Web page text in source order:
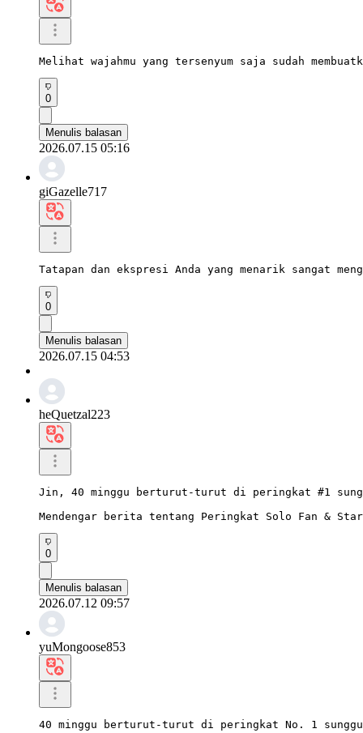
Melihat wajahmu yang tersenyum saja sudah
0
Menulis balasan
2026.07.15 05:16
giGazelle717
Tatapan dan ekspresi Anda yang menarik sangat
0
Menulis balasan
2026.07.15 04:53
heQuetzal223
Jin, 40 minggu berturut-turut di peringkat #1
Mendengar berita tentang Peringkat Solo Fan & Star
0
Menulis balasan
2026.07.12 09:57
yuMongoose853
40 minggu berturut-turut di peringkat No. 1